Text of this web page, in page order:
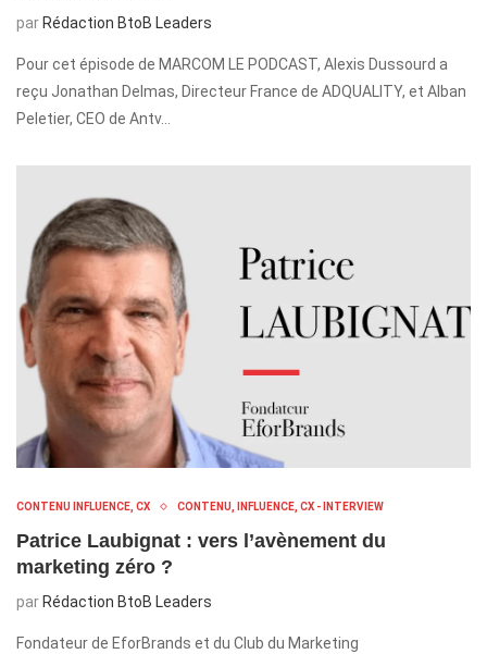
par Rédaction BtoB Leaders
Pour cet épisode de MARCOM LE PODCAST, Alexis Dussourd a
reçu Jonathan Delmas, Directeur France de ADQUALITY, et Alban
Peletier, CEO de Antv…
CONTENU INFLUENCE, CX CONTENU, INFLUENCE, CX - INTERVIEW
Patrice Laubignat : vers l’avènement du
marketing zéro ?
par Rédaction BtoB Leaders
Fondateur de EforBrands et du Club du Marketing